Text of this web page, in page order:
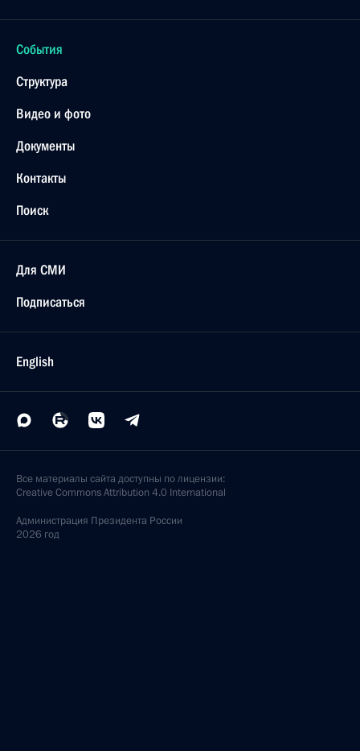
События
Структура
Видео и фото
Документы
Контакты
Поиск
Для СМИ
Подписаться
English
Все материалы сайта доступны по лицензии:
Creative Commons Attribution 4.0 International
Администрация Президента России
2026 год